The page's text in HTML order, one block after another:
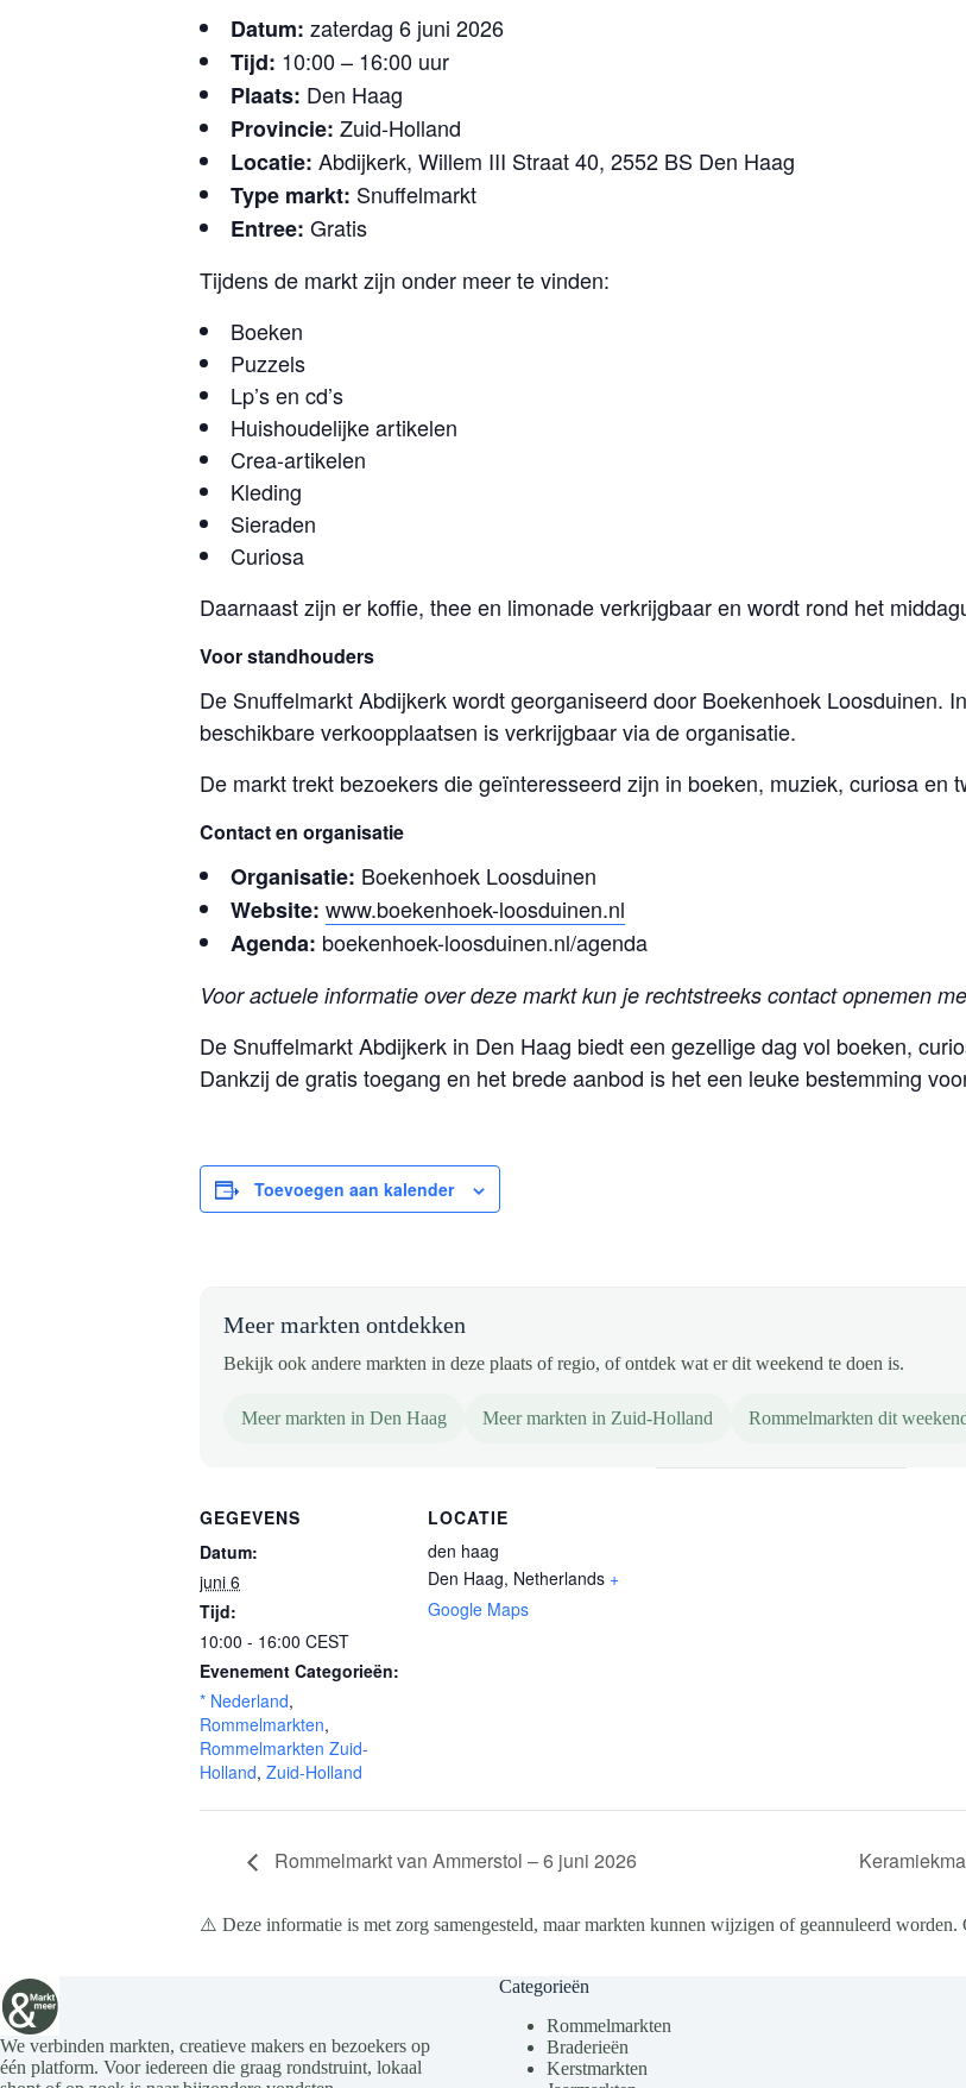
Datum: zaterdag 6 juni 2026
Tijd: 10:00 – 16:00 uur
Plaats: Den Haag
Provincie: Zuid-Holland
Locatie: Abdijkerk, Willem III Straat 40, 2552 BS Den Haag
Type markt: Snuffelmarkt
Entree: Gratis
Tijdens de markt zijn onder meer te vinden:
Boeken
Puzzels
Lp’s en cd’s
Huishoudelijke artikelen
Crea-artikelen
Kleding
Sieraden
Curiosa
Daarnaast zijn er koffie, thee en limonade verkrijgbaar en wordt rond het
Voor standhouders
De Snuffelmarkt Abdijkerk wordt georganiseerd door Boekenhoek Loosduinen.
beschikbare verkoopplaatsen is verkrijgbaar via de organisatie.
De markt trekt bezoekers die geïnteresseerd zijn in boeken, muziek, curiosa en
Contact en organisatie
Organisatie: Boekenhoek Loosduinen
Website: www.boekenhoek-loosduinen.nl
Agenda: boekenhoek-loosduinen.nl/agenda
Voor actuele informatie over deze markt kun je rechtstreeks contact opnemen
De Snuffelmarkt Abdijkerk in Den Haag biedt een gezellige dag vol boeken,
Dankzij de gratis toegang en het brede aanbod is het een leuke bestemming
Toevoegen aan kalender
Meer markten ontdekken
Bekijk ook andere markten in deze plaats of regio, of ontdek wat er dit weekend te doen is.
Meer markten in Den Haag Meer markten in Zuid-Holland Rommelmarkten dit
GEGEVENS
Datum:
juni 6
Tijd:
10:00 - 16:00 CEST
Evenement Categorieën:
* Nederland,
Rommelmarkten,
Rommelmarkten Zuid-
Holland, Zuid-Holland
LOCATIE
den haag
Den Haag, Netherlands +
Google Maps
Rommelmarkt van Ammerstol – 6 juni 2026
⚠️ Deze informatie is met zorg samengesteld, maar markten kunnen wijzigen of geannuleerd
We verbinden markten, creatieve makers en bezoekers op
één platform. Voor iedereen die graag rondstruint, lokaal
Categorieën
Rommelmarkten
Braderieën
Kerstmarkten